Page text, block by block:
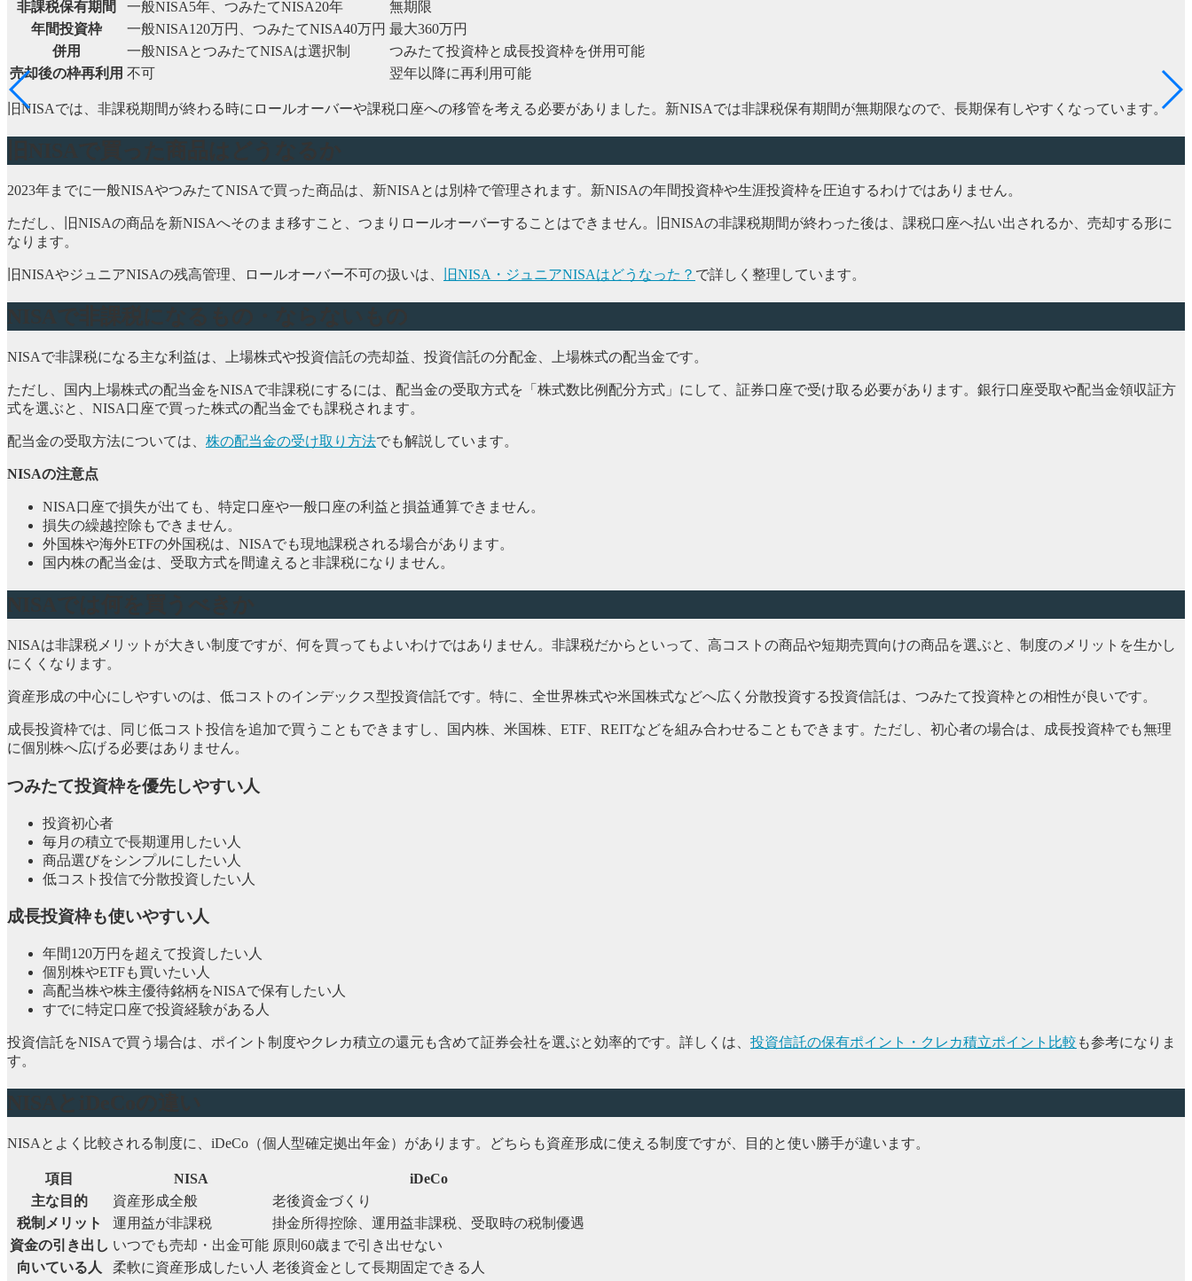
非課税保有期間
一般NISA5年、つみたてNISA20年
無期限
年間投資枠
一般NISA120万円、つみたてNISA40万円 最大360万円
併用
一般NISAとつみたてNISAは選択制
つみたて投資枠と成長投資枠を併用可能
売却後の枠再利用 不可 翌年以降に再利用可能
旧NISAでは、非課税期間が終わる時にロールオーバーや課税口座への移管を考える必要がありました。新NISAでは非課税保有期間が無期限なので、長期保有しやすくなっています。
2023年までに一般NISAやつみたてNISAで買った商品は、新NISAとは別枠で管理されます。新NISAの年間投資枠や生涯投資枠を圧迫するわけではありません。
ただし、旧NISAの商品を新NISAへそのまま移すこと、つまりロールオーバーすることはできません。旧NISAの非課税期間が終わった後は、課税口座へ払い出されるか、売却する形に
なります。
旧NISAやジュニアNISAの残高管理、ロールオーバー不可の扱いは、 旧NISA・ジュニアNISAはどうなった？ で詳しく整理しています。
NISAで非課税になる主な利益は、上場株式や投資信託の売却益、投資信託の分配金、上場株式の配当金です。
ただし、国内上場株式の配当金をNISAで非課税にするには、配当金の受取方式を「株式数比例配分方式」にして、証券口座で受け取る必要があります。銀行口座受取や配当金領収証方
式を選ぶと、NISA口座で買った株式の配当金でも課税されます。
配当金の受取方法については、 株の配当金の受け取り方法でも解説しています。
NISAの注意点
NISA口座で損失が出ても、特定口座や一般口座の利益と損益通算できません。
損失の繰越控除もできません。
外国株や海外ETFの外国税は、NISAでも現地課税される場合があります。
国内株の配当金は、受取方式を間違えると非課税になりません。
NISAは非課税メリットが大きい制度ですが、何を買ってもよいわけではありません。非課税だからといって、高コストの商品や短期売買向けの商品を選ぶと、制度のメリットを生かし
にくくなります。
資産形成の中心にしやすいのは、低コストのインデックス型投資信託です。特に、全世界株式や米国株式などへ広く分散投資する投資信託は、つみたて投資枠との相性が良いです。
成長投資枠では、同じ低コスト投信を追加で買うこともできますし、国内株、米国株、ETF、REITなどを組み合わせることもできます。ただし、初心者の場合は、成長投資枠でも無理
に個別株へ広げる必要はありません。
つみたて投資枠を優先しやすい人
投資初心者
毎月の積立で長期運用したい人
商品選びをシンプルにしたい人
低コスト投信で分散投資したい人
成長投資枠も使いやすい人
年間120万円を超えて投資したい人
個別株やETFも買いたい人
高配当株や株主優待銘柄をNISAで保有したい人
すでに特定口座で投資経験がある人
投資信託をNISAで買う場合は、ポイント制度やクレカ積立の還元も含めて証券会社を選ぶと効率的です。詳しくは、 投資信託の保有ポイント・クレカ積立ポイント比較 も参考になりま
す。
NISAとよく比較される制度に、iDeCo（個人型確定拠出年金）があります。どちらも資産形成に使える制度ですが、目的と使い勝手が違います。
項目 NISA
iDeCo
主な目的
資産形成全般
老後資金づくり
税制メリット
運用益が非課税
掛金所得控除、運用益非課税、受取時の税制優遇
資金の引き出し いつでも売却・出金可能 原則60歳まで引き出せない
向いている人
柔軟に資産形成したい人 老後資金として長期固定できる人